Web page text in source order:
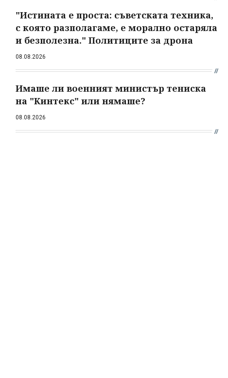
"Истината е проста: съветската техника,
с която разполагаме, е морално остаряла
и безполезна." Политиците за дрона
08.08.2026
Имаше ли военният министър тениска
на "Кинтекс" или нямаше?
08.08.2026